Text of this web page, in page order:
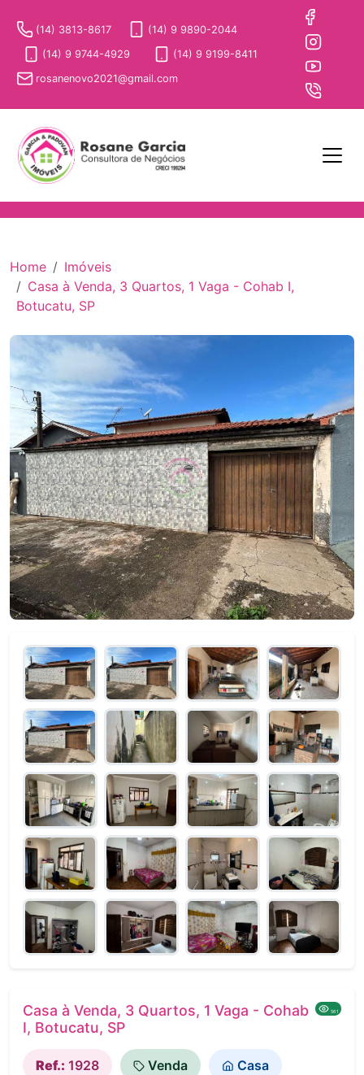
(14) 3813-8617 (14) 9 9890-2044
(14) 9 9744-4929 (14) 9 9199-8411
rosanenovo2021@gmail.com
Home
Imóveis
Casa à Venda, 3 Quartos, 1 Vaga - Cohab I,
Botucatu, SP
Casa à Venda, 3 Quartos, 1 Vaga - Cohab
I, Botucatu, SP
561
Ref.: 1928 Venda Casa